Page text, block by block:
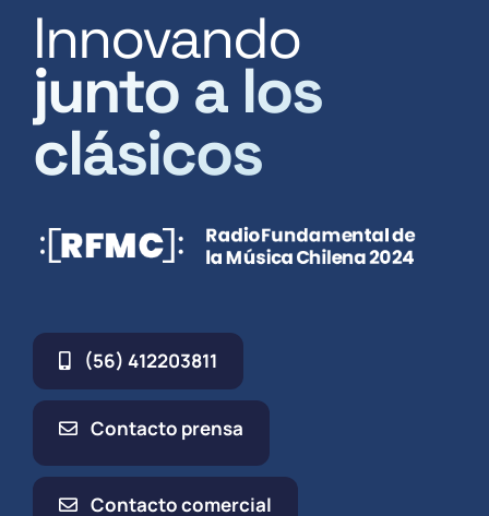
Innovando
junto a los
clásicos
(56) 412203811
Contacto prensa
Contacto comercial